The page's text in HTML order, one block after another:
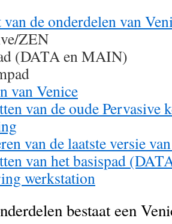
de onderdelen van
ZEN
(DATA en MAIN)
van Venice
van de oude Pervasive
van de laatste versie
van het basispad
werkstation
bestaat een